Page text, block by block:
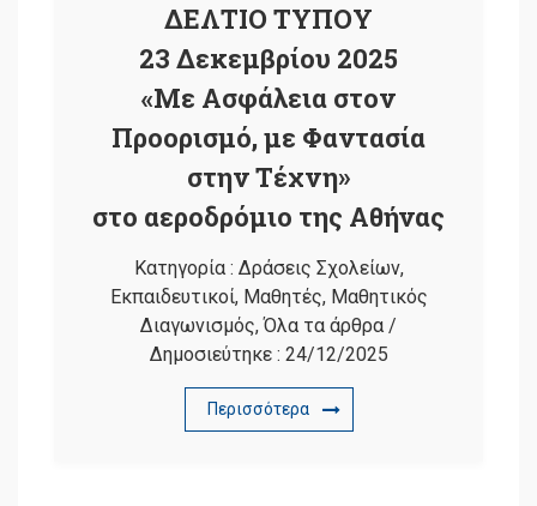
ΔΕΛΤΙΟ ΤΥΠΟΥ
23 Δεκεμβρίου 2025
«Με Ασφάλεια στον
Προορισμό, με Φαντασία
στην Τέχνη»
στο αεροδρόμιο της Αθήνας
Κατηγορία : Δράσεις Σχολείων,
Εκπαιδευτικοί, Μαθητές, Μαθητικός
Διαγωνισμός,Όλα τα άρθρα /
Δημοσιεύτηκε : 24/12/2025
Περισσότερα